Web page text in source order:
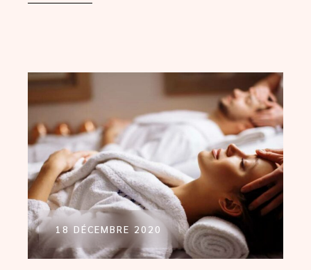
18 DÉCEMBRE 2020